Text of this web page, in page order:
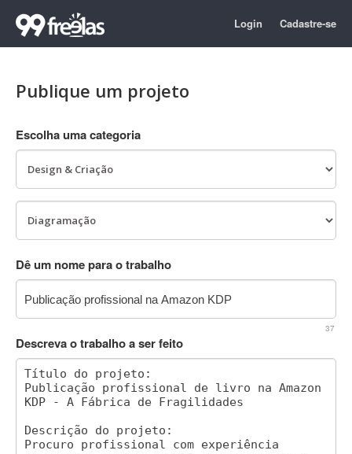
Login Cadastre-se
Publique um projeto
Escolha uma categoria
Dê um nome para o trabalho
37
Descreva o trabalho a ser feito